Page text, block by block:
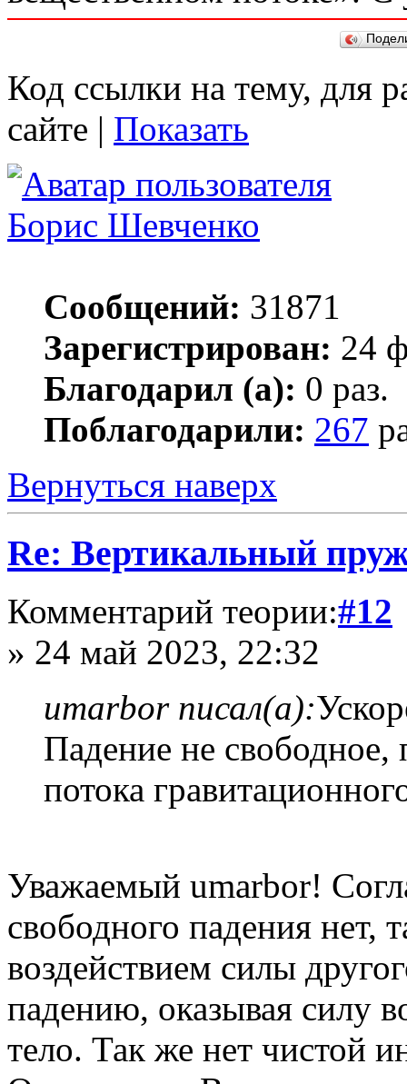
Код ссылки на тему, для
сайте | Показать
Борис Шевченко
Сообщений: 31871
Зарегистрирован: 24
Благодарил (а): 0 раз.
Поблагодарили: 267
Вернуться наверх
Re: Вертикальный
Комментарий теории:#12
» 24 май 2023, 22:32
umarbor писал(а):
Падение не свободное,
потока
Уважаемый umarbor!
свободного падения нет,
воздействием силы
падению, оказывая силу
тело. Так же нет чистой